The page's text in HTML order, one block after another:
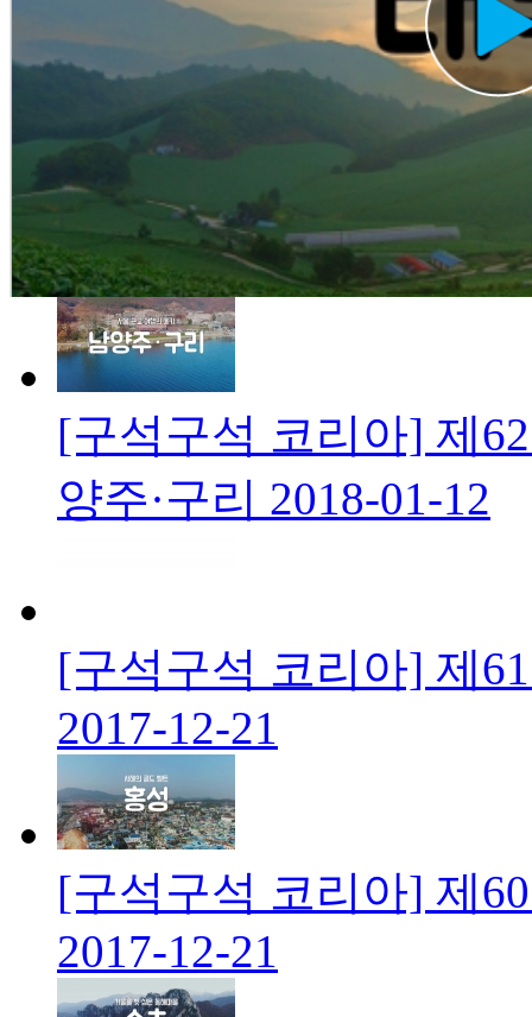
[구석구석 코리아] 제
양주·구리 2018-01-12
[구석구석 코리아] 제
2017-12-21
[구석구석 코리아] 제
2017-12-21